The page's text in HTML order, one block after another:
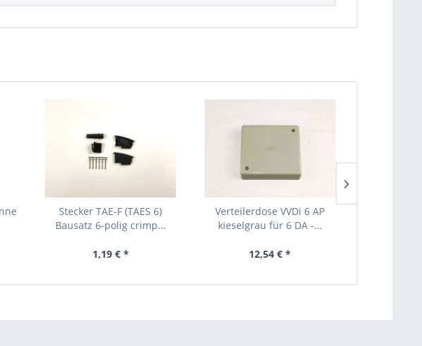
Stecker TAE-F (TAES 6)
Bausatz 6-polig crimp...
1,19 € *
Verteilerdose VVDi 6 AP
kieselgrau für 6 DA -...
12,54 € *